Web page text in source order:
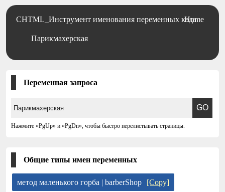
CHTML_Инструмент именования переменных кода
Парикмахерская
Home
Переменная запроса
Нажмите «PgUp» и «PgDn», чтобы быстро перелистывать страницы.
Общие типы имен переменных
метод маленького горба | barberShop [Copy]